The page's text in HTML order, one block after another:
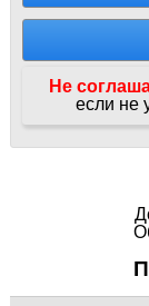
Не
если не